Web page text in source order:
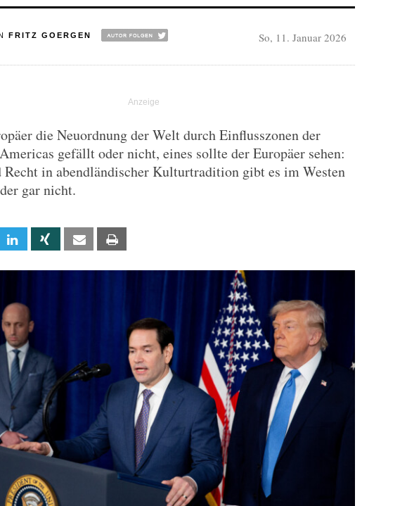
FRITZ GOERGEN So, 11. Januar 2026
die Neuordnung der Welt durch Einflusszonen der
gefällt oder nicht, eines sollte der Europäer sehen:
in abendländischer Kulturtradition gibt es im Westen
gar nicht.
Linkedin Xing Email